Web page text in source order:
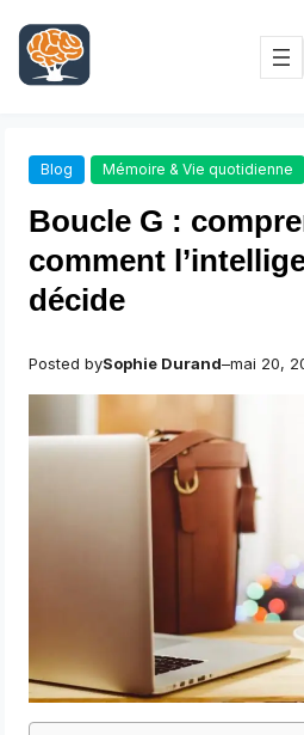
contenu
Blog Mémoire & Vie quotidienne
Boucle G :
comment
décide
Posted bySophie Durand–mai 20,